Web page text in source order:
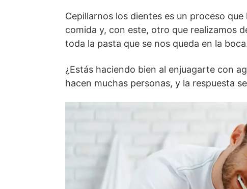
Cepillarnos los dientes es un proceso
comida y, con este, otro que realizamos
toda la pasta que se nos queda en la
¿Estás haciendo bien al enjuagarte con
hacen muchas personas, y la respuesta